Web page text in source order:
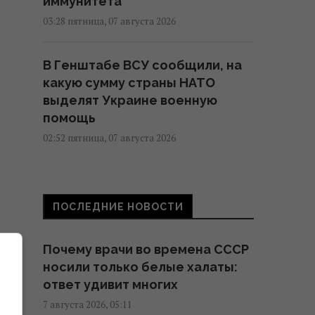
03:28 пятница, 07 августа 2026
В Генштабе ВСУ сообщили, на
какую сумму страны НАТО
выделят Украине военную
помощь
02:52 пятница, 07 августа 2026
выкованным из внеземного
металла, - археологи
США ввели новые санкции
против Кубы за
ПОСЛЕДНИЕ НОВОСТИ
Почему врачи во времена СССР
носили только белые халаты:
ответ удивит многих
7 августа 2026, 05:11